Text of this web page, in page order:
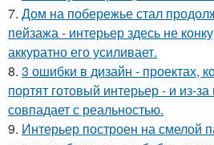
7. Дом на побережье стал
пейзажа - интерьер здесь не
аккуратно его усиливает.
8. 3 ошибки в дизайн - проектах,
портят готовый интерьер - и из-
совпадает с реальностью.
9. Интерьер построен на смелой